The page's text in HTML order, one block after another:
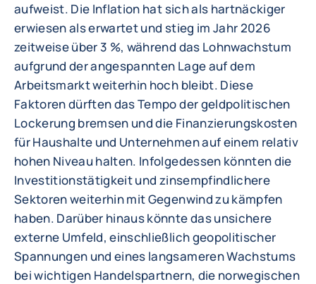
aufweist. Die Inflation hat sich als hartnäckiger
erwiesen als erwartet und stieg im Jahr 2026
zeitweise über 3 %, während das Lohnwachstum
aufgrund der angespannten Lage auf dem
Arbeitsmarkt weiterhin hoch bleibt. Diese
Faktoren dürften das Tempo der geldpolitischen
Lockerung bremsen und die Finanzierungskosten
für Haushalte und Unternehmen auf einem relativ
hohen Niveau halten. Infolgedessen könnten die
Investitionstätigkeit und zinsempfindlichere
Sektoren weiterhin mit Gegenwind zu kämpfen
haben. Darüber hinaus könnte das unsichere
externe Umfeld, einschließlich geopolitischer
Spannungen und eines langsameren Wachstums
bei wichtigen Handelspartnern, die norwegischen